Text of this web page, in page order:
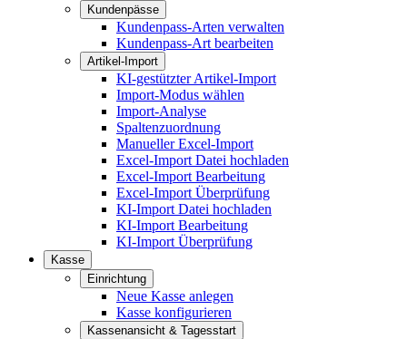
Kundenpässe
Kundenpass-Arten verwalten
Kundenpass-Art bearbeiten
Artikel-Import
KI-gestützter Artikel-Import
Import-Modus wählen
Import-Analyse
Spaltenzuordnung
Manueller Excel-Import
Excel-Import Datei hochladen
Excel-Import Bearbeitung
Excel-Import Überprüfung
KI-Import Datei hochladen
KI-Import Bearbeitung
KI-Import Überprüfung
Kasse
Einrichtung
Neue Kasse anlegen
Kasse konfigurieren
Kassenansicht & Tagesstart